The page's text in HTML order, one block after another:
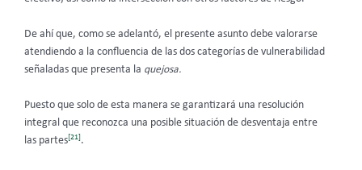
De ahí que, como se adelantó, el presente asunto debe valorarse
atendiendo a la confluencia de las dos categorías de vulnerabilidad
señaladas que presenta la quejosa.
Puesto que solo de esta manera se garantizará una resolución
integral que reconozca una posible situación de desventaja entre
las partes[21].